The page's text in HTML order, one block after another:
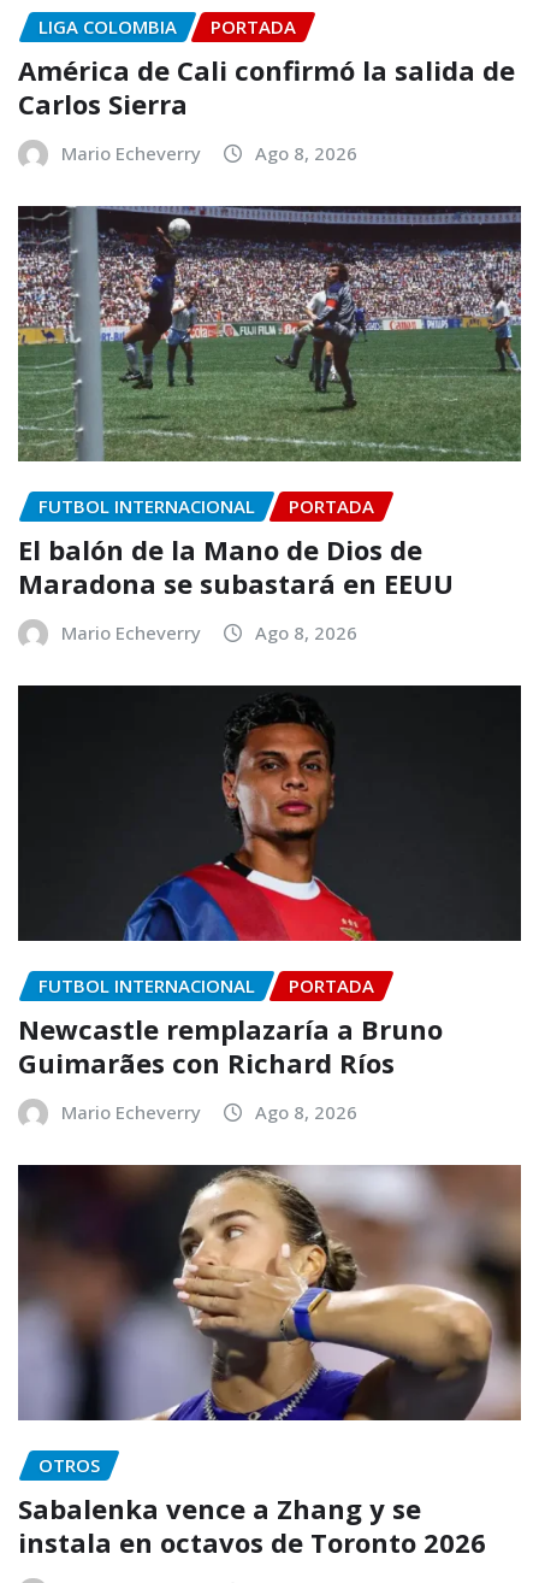
LIGA COLOMBIA PORTADA
América de Cali confirmó la salida de
Carlos Sierra
Mario Echeverry Ago 8, 2026
FUTBOL INTERNACIONAL PORTADA
El balón de la Mano de Dios de
Maradona se subastará en EEUU
Mario Echeverry Ago 8, 2026
FUTBOL INTERNACIONAL PORTADA
Newcastle remplazaría a Bruno
Guimarães con Richard Ríos
Mario Echeverry Ago 8, 2026
OTROS
Sabalenka vence a Zhang y se
instala en octavos de Toronto 2026